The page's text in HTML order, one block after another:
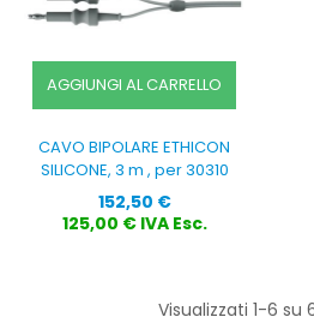
AGGIUNGI AL CARRELLO
CAVO BIPOLARE ETHICON
SILICONE, 3 m , per 30310
Prezzo
152,50 €
125,00 € IVA Esc.
Visualizzati 1-6 su